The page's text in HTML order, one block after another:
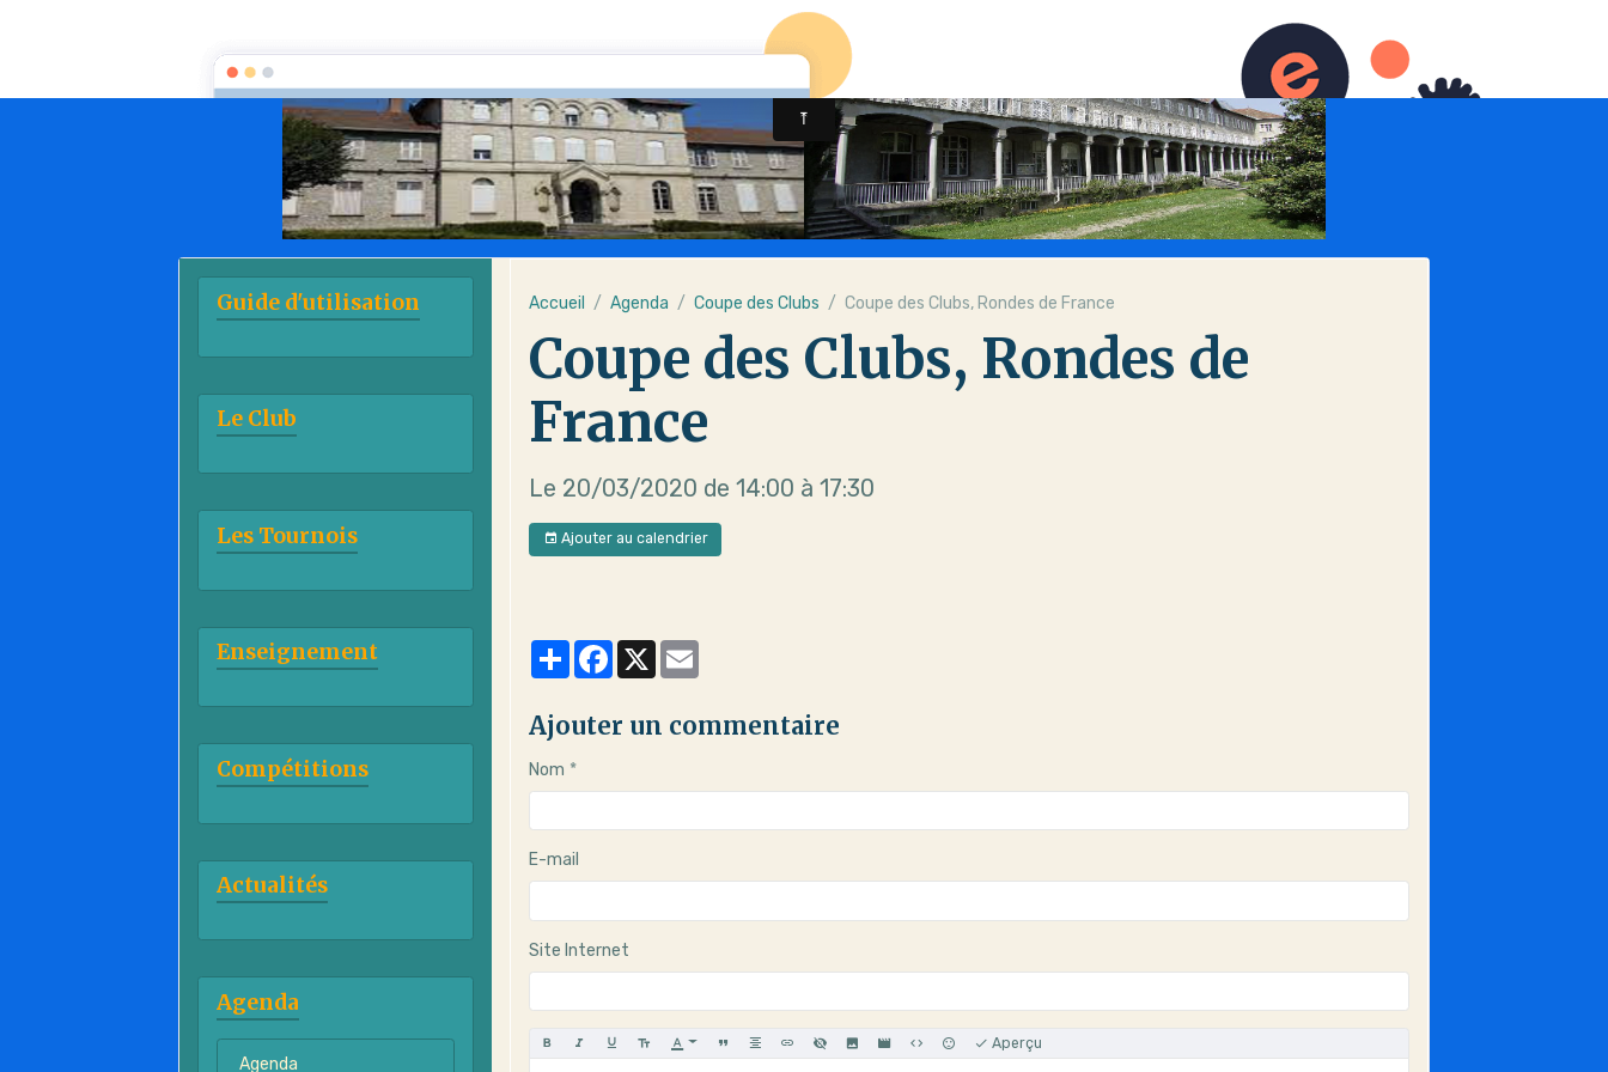
Accueil Agenda Coupe des Clubs Coupe des Clubs, Rondes de France
Coupe des Clubs, Rondes de
France
Le 20/03/2020 de 14:00 à 17:30
Ajouter au calendrier
PartagerFacebook
X
Ajouter un commentaire
Nom
E-mail
Site Internet
Aperçu
Guide d'utilisation
Le Club
Les Tournois
Enseignement
Compétitions
Actualités
Agenda
Agenda